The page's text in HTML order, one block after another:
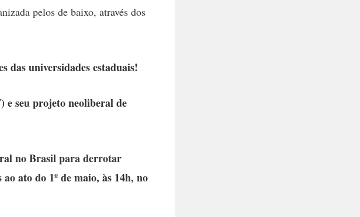
pelos de baixo, através dos
das universidades estaduais!
seu projeto neoliberal de
no Brasil para derrotar
ato do 1º de maio, às 14h, no